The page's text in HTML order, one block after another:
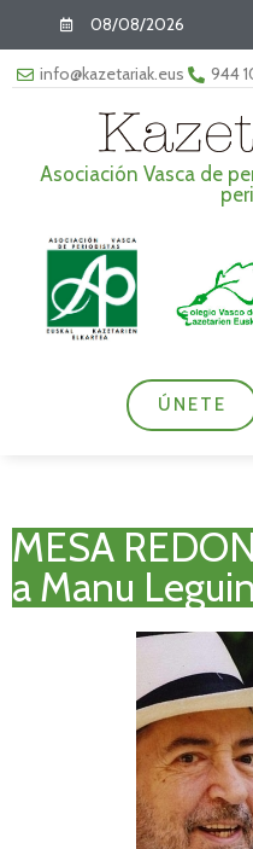
08/08/2026
info@kazetariak.eus 944
Asociación Vasca de
ÚNETE
MESA
a Manu